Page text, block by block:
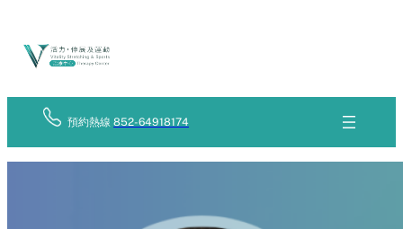
content
預約熱線852-64918174